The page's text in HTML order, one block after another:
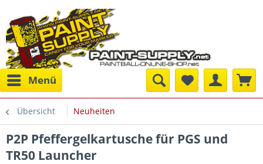
Menü
Übersicht Neuheiten
P2P Pfeffergelkartusche für PGS und
TR50 Launcher